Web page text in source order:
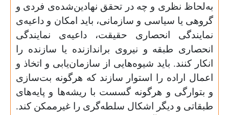
به‌لحاظ نظری و چه در تحقق نهادین‌شده‌ی فردی و
گروهی یا سیاسی و سازمانی، باید امکان و داعیه‌ی
نمایندگی انحصاری حقیقت، داعیه‌ی نمایندگی
انحصاری طبقه و نیروی براندازنده‌ یا سازنده را
انکار کنند. باید شیوه‌هایی از سازما‌ن‌یابی و اتخاذ و
اعمال اراده را استوار سازند که هرگونه بت‌سازی
و بتوارگی و هرگونه گسست با ریشه‌ها و پایه‌های
طبقاتی و دیگر اشکال سلطه‌گری را غیرممکن کند.